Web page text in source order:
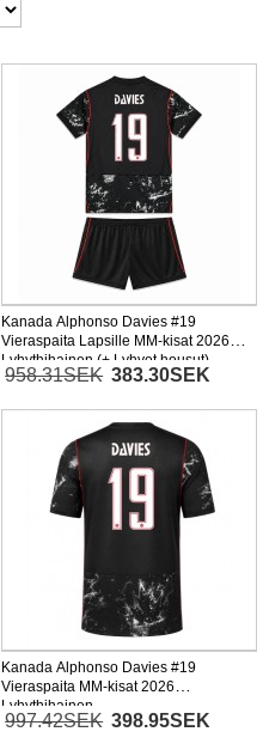
Kanada Alphonso Davies #19
Vieraspaita Lapsille MM-kisat 2026
Lyhythihainen (+ Lyhyet housut)
958.31SEK 383.30SEK
Kanada Alphonso Davies #19
Vieraspaita MM-kisat 2026
Lyhythihainen
997.42SEK 398.95SEK